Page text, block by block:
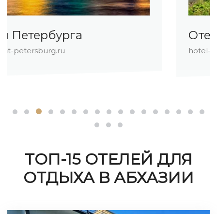
Отели Роза Хутор
hotel-rosa-khutor.ru
ТОП-15 ОТЕЛЕЙ ДЛЯ
ОТДЫХА В АБХАЗИИ